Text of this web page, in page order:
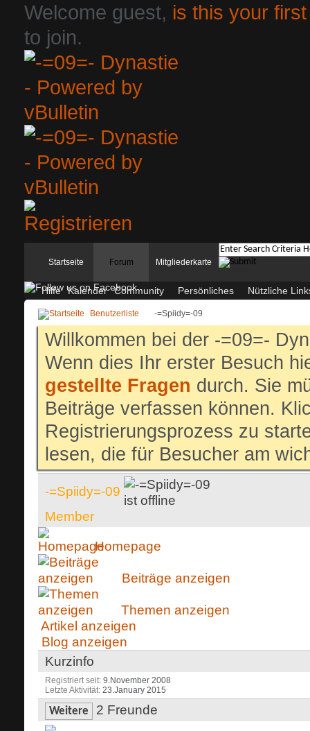
Welcome guest, is this your
to join.
Startseite Forum
Hilfe Kalender Community Persönliches Nützliche
Mitgliederkarte
Benutzerliste -=Spiidy=-09
Willkommen bei der -=09=-
Wenn dies Ihr erster Besuch
gestellte Fragen durch. Sie
Beiträge verfassen können.
Registrierungsprozess zu
lesen, die für Besucher am
-=Spiidy=-09
Member
Homepage
Beiträge anzeigen
Themen anzeigen
Artikel anzeigen
Blog anzeigen
Kurzinfo
Registriert seit 9.November 2008
Letzte Aktivität 23.January 2015
Weitere 2 Freunde